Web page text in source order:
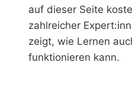
auf dieser Seite
zahlreicher
zeigt, wie Lernen
funktionieren kann.